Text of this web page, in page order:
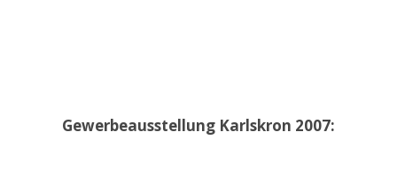
Gewerbeausstellung Karlskron 2007: